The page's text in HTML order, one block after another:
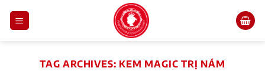
TAG ARCHIVES: KEM MAGIC TRỊ NÁM